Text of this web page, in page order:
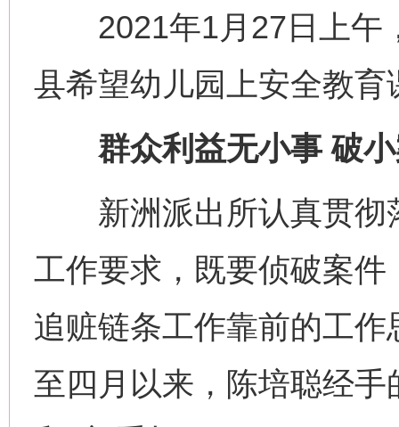
2021年1月27日上午
县希望幼儿园上安全教育
群众利益无小事 破
新洲派出所认真贯彻
工作要求，既要侦破案
追赃链条工作靠前的工
至四月以来，陈培聪经